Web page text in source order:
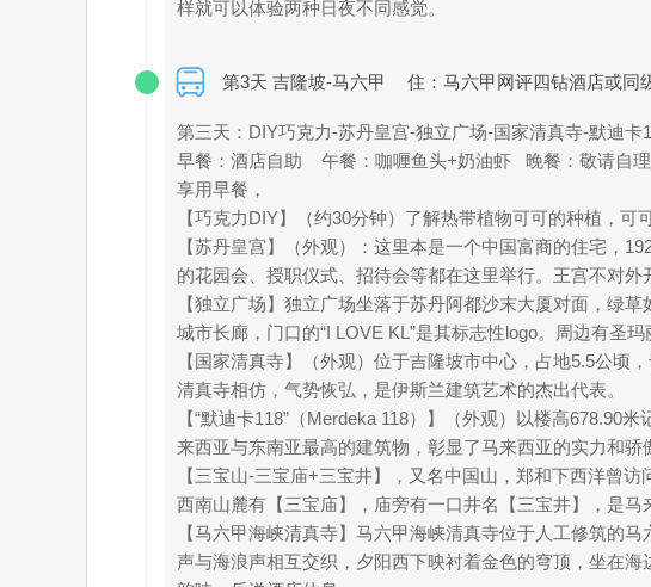
样就可以体验两种日夜不同感觉。
第3天 吉隆坡-马六甲 住：马六甲网评四钻酒店或同
第三天：DIY巧克力-苏丹皇宫-独立广场-国家清真寺-默迪
早餐：酒店自助 午餐：咖喱鱼头+奶油虾 晚餐：敬请
享用早餐，
【巧克力DIY】（约30分钟）了解热带植物可可的种植，
【苏丹皇宫】（外观）：这里本是一个中国富商的住宅，
的花园会、授职仪式、招待会等都在这里举行。王宫不对外
【独立广场】独立广场坐落于苏丹阿都沙末大厦对面，绿
城市长廊，门口的“I LOVE KL”是其标志性logo。周边有圣
【国家清真寺】（外观）位于吉隆坡市中心，占地5.5公
清真寺相仿，气势恢弘，是伊斯兰建筑艺术的杰出代表。
【“默迪卡118”（Merdeka 118）】（外观）以楼高
来西亚与东南亚最高的建筑物，彰显了马来西亚的实力和骄
【三宝山-三宝庙+三宝井】，又名中国山，郑和下西洋曾
西南山麓有【三宝庙】，庙旁有一口井名【三宝井】，是
【马六甲海峡清真寺】马六甲海峡清真寺位于人工修筑的
声与海浪声相互交织，夕阳西下映衬着金色的穹顶，坐在